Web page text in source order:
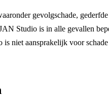
gevolgschade,
Studio is in alle gevallen
niet aansprakelijk voor